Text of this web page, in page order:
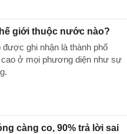
giới thuộc nước nào?
ghi nhận là thành phố
ở mọi phương diện như sự
càng co, 90% trả lời sai